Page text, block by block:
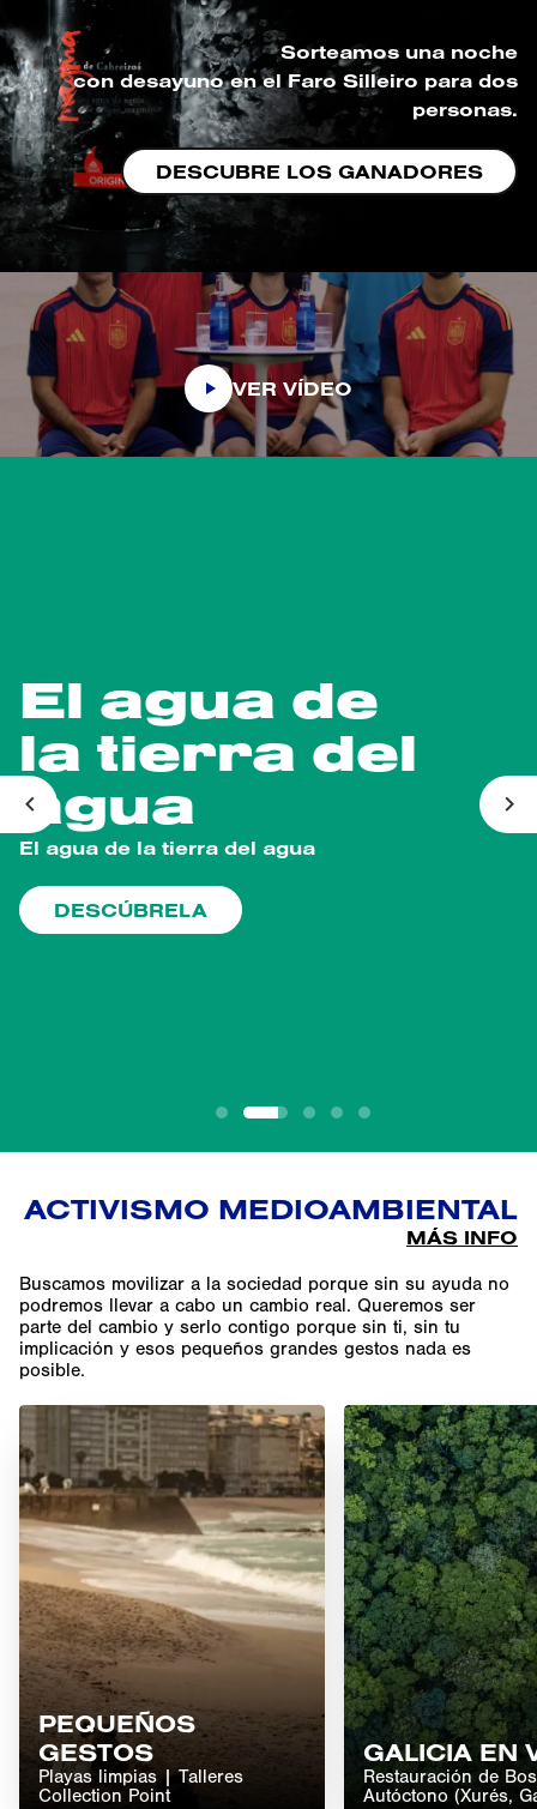
Sorteamos una noche
con desayuno en el Faro Silleiro para dos
personas.
DESCUBRE LOS GANADORES
VER VÍDEO
DESCÚBRELA
El agua de
la tierra del
agua
El agua de la tierra del agua
DESCÚBRELA
HISTORIAS DE CABREIROÁ
1 2 4 5
La Kids League
La Kids League
Anterior
ACTIVISMO MEDIOAMBIENTAL
MÁS INFO
Buscamos movilizar a la sociedad porque sin su ayuda no
podremos llevar a cabo un cambio real. Queremos ser
parte del cambio y serlo contigo porque sin ti, sin tu
implicación y esos pequeños grandes gestos nada es
posible.
PEQUEÑOS
GESTOS
Playas limpias | Talleres
Collection Point
GALICIA EN
Restauración de
Autóctono (Xurés,